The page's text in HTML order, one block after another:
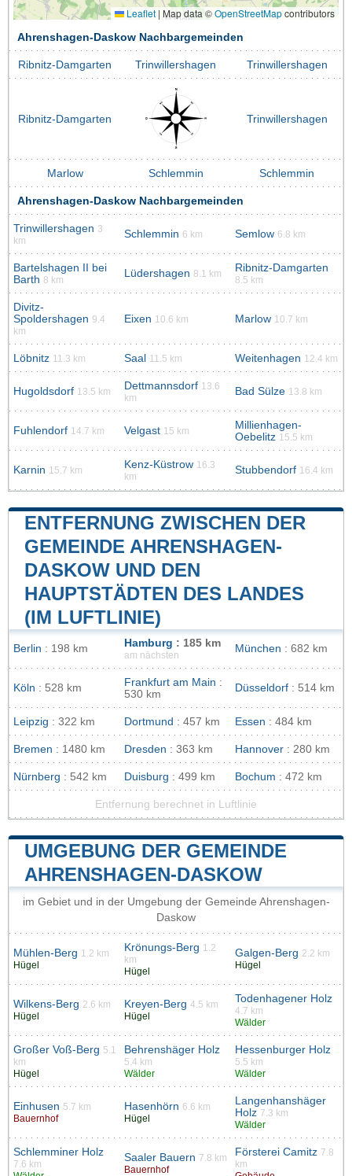
Leaflet | Map data ©OpenStreetMapcontributors
Ahrenshagen-Daskow Nachbargemeinden
Ribnitz-Damgarten Trinwillershagen Trinwillershagen
Ribnitz-Damgarten Trinwillershagen
Marlow Schlemmin Schlemmin
Ahrenshagen-Daskow Nachbargemeinden
Trinwillershagen 3
km
Schlemmin 6 km Semlow 6.8 km
Bartelshagen II bei
Barth 8 km
Lüdershagen 8.1 km Ribnitz-Damgarten
8.5 km
Divitz-
Spoldershagen 9.4
km
Eixen 10.6 km Marlow 10.7 km
Löbnitz 11.3 km Saal 11.5 km Weitenhagen 12.4 km
Hugoldsdorf 13.5 km Dettmannsdorf 13.6
km
Bad Sülze 13.8 km
Fuhlendorf 14.7 km Velgast 15 km
Millienhagen-
Oebelitz 15.5 km
Karnin 15.7 km Kenz-Küstrow 16.3
km
Stubbendorf 16.4 km
ENTFERNUNG ZWISCHEN DER
GEMEINDE AHRENSHAGEN-
DASKOW UND DEN
HAUPTSTÄDTEN DES LANDES
(IM LUFTLINIE)
Berlin : 198 km Hamburg : 185 km
am nächsten
München : 682 km
Köln : 528 km Frankfurt am Main :
530 km
Düsseldorf : 514 km
Leipzig : 322 km Dortmund : 457 km Essen : 484 km
Bremen : 1480 km Dresden : 363 km Hannover : 280 km
Nürnberg : 542 km Duisburg : 499 km Bochum : 472 km
Entfernung berechnet in Luftlinie
UMGEBUNG DER GEMEINDE
AHRENSHAGEN-DASKOW
im Gebiet und in der Umgebung der Gemeinde Ahrenshagen-
Daskow
Mühlen-Berg 1.2 km
Hügel
Krönungs-Berg 1.2
km
Hügel
Galgen-Berg 2.2 km
Hügel
Wilkens-Berg 2.6 km
Hügel
Kreyen-Berg 4.5 km
Hügel
Todenhagener Holz
4.7 km
Wälder
Großer Voß-Berg 5.1
km
Hügel
Behrenshäger Holz
5.4 km
Wälder
Hessenburger Holz
5.5 km
Wälder
Einhusen 5.7 km
Bauernhof
Hasenhörn 6.6 km
Hügel
Langenhanshäger
Holz 7.3 km
Wälder
Schlemminer Holz
7.6 km
Saaler Bauern 7.8 km
Bauernhof
Försterei Camitz 7.8
km